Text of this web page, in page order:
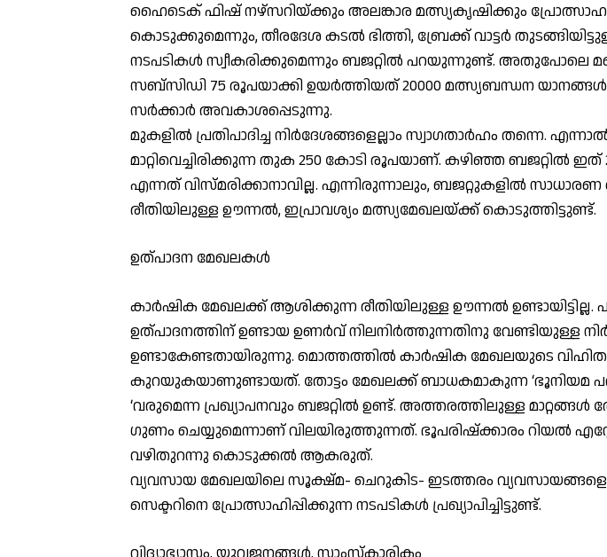
ഹൈടെക് ഫിഷ് നഴ്‌സറിയ്ക്കും അലങ്കാര മത്സ്യകൃഷിക്കും
കൊടുക്കുമെന്നും, തീരദേശ കടല്‍ ഭിത്തി, ബ്രേക്ക് വാട്ടര്‍
നടപടികള്‍ സ്വീകരിക്കുമെന്നും ബജറ്റില്‍ പറയുന്നുണ്ട്. അതുപോലെ
സബ്സിഡി 75 രൂപയാക്കി ഉയര്‍ത്തിയത് 20000 മത്സ്യബന്ധന
സര്‍ക്കാര്‍ അവകാശപ്പെടുന്നു.
മുകളില്‍ പ്രതിപാദിച്ച നിര്‍ദേശങ്ങളെല്ലാം സ്വാഗതാര്‍ഹം തന്നെ.
മാറ്റിവെച്ചിരിക്കുന്ന തുക 250 കോടി രൂപയാണ്. കഴിഞ്ഞ ബജറ്റില്‍
എന്നത് വിസ്മരിക്കാനാവില്ല. എന്നിരുന്നാലും, ബജറ്റുകളില്‍
രീതിയിലുള്ള ഊന്നല്‍, ഇപ്രാവശ്യം മത്സ്യമേഖലയ്ക്ക് കൊടുത്തിട്ടുണ്ട്.
ഉത്പാദന മേഖലകള്‍
കാര്‍ഷിക മേഖലക്ക് ആശിക്കുന്ന രീതിയിലുള്ള ഊന്നല്‍ ഉണ്ടായിട്ടില്ല.
ഉത്പാദനത്തിന് ഉണ്ടായ ഉണര്‍വ് നിലനിര്‍ത്തുന്നതിനു വേണ്ടിയുള്ള
ഉണ്ടാകേണ്ടതായിരുന്നു. മൊത്തത്തില്‍ കാര്‍ഷിക മേഖലയുടെ
കുറയുകയാണുണ്ടായത്. തോട്ടം മേഖലക്ക് ബാധകമാകുന്ന ‘ഭൂനിയമ
‘വരുമെന്ന പ്രഖ്യാപനവും ബജറ്റില്‍ ഉണ്ട്. അത്തരത്തിലുള്ള മാറ്റങ്ങള്‍
ഗുണം ചെയ്യുമെന്നാണ് വിലയിരുത്തുന്നത്. ഭൂപരിഷ്‌ക്കാരം റിയല്‍
വഴിതുറന്നു കൊടുക്കല്‍ ആകരുത്.
വ്യവസായ മേഖലയിലെ സൂക്ഷ്മ- ചെറുകിട- ഇടത്തരം
സെക്ടറിനെ പ്രോത്സാഹിപ്പിക്കുന്ന നടപടികള്‍ പ്രഖ്യാപിച്ചിട്ടുണ്ട്.